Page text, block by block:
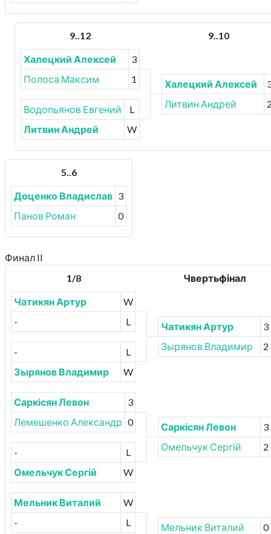
9..12 9..10
Халецкий Алексей
3
Полоса Максим
1
Водопьянов Евгений
L
Литвин Андрей
W
Халецкий Алексей
Литвин Андрей
5..6
Доценко Владислав 3
Панов Роман
0
Финал II
1/8
Чвертьфінал
Чатикян Артур
W
-
L
-
L
Зырянов Владимир
W
Саркісян Левон
3
Лемешенко Александр 0
-
L
Омельчук Сергій
W
Мельник Виталий
W
-
L
Чатикян Артур
3
Зырянов Владимир
2
Саркісян Левон
3
Омельчук Сергій
2
Мельник Виталий
0